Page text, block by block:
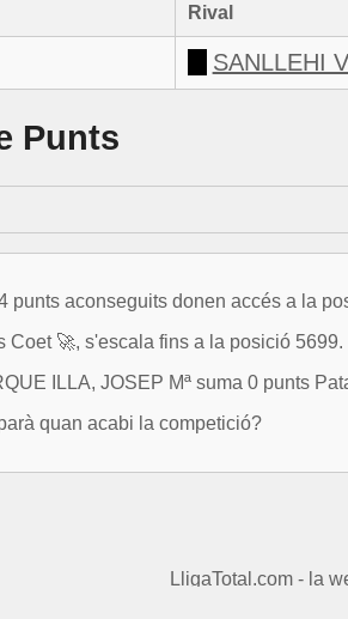
Rival
SANLLEHI
Punts
punts aconseguits donen accés a la
Coet 🚀, s'escala fins a la posició 5699.
ILLA, JOSEP Mª suma 0 punts
quan acabi la competició?
LligaTotal.com - la